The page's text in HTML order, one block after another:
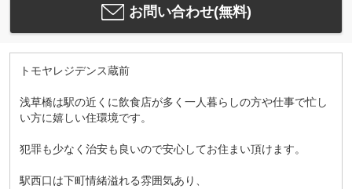
お問い合わせ(無料)
トモヤレジデンス蔵前
浅草橋は駅の近くに飲食店が多く一人暮らしの方や仕事で忙し
い方に嬉しい住環境です。
犯罪も少なく治安も良いので安心してお住まい頂けます。
駅西口は下町情緒溢れる雰囲気あり、